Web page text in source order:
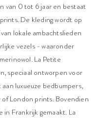
van 0 tot 6 jaar en bestaat
De kleding wordt op
lokale ambachtslieden
vezels - waaronder
La Petite
speciaal ontworpen voor
luxueuze bedbumpers,
London prints. Bovendien
Frankrijk gemaakt. La